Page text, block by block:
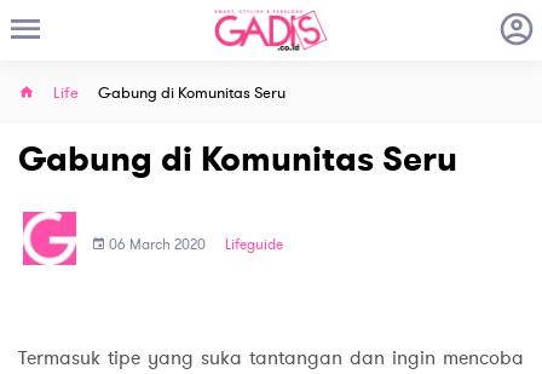
Life Gabung di Komunitas Seru
Gabung di Komunitas Seru
06 March 2020 Lifeguide
Termasuk tipe yang suka tantangan dan ingin mencoba